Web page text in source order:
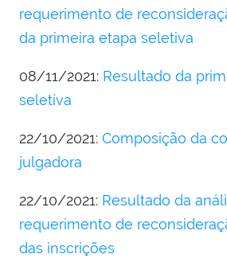
requerimento de
da primeira etapa seletiva
08/11/2021: Resultado da
seletiva
22/10/2021: Composição da
julgadora
22/10/2021: Resultado da
requerimento de
das inscrições